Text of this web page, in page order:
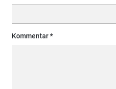
Kommentar